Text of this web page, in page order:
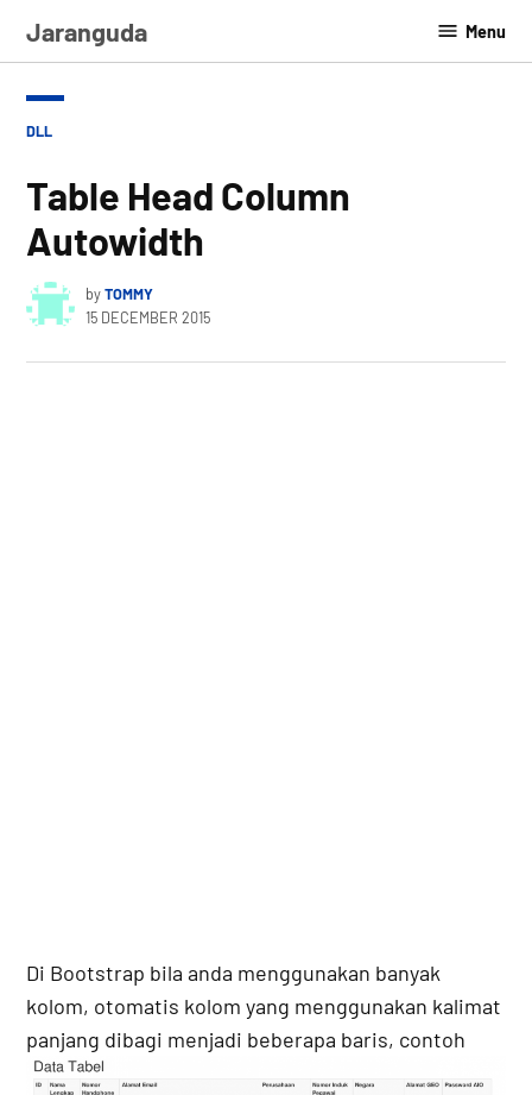
Jaranguda Menu
POSTED
DLL
Table Head Column
Autowidth
byTOMMY
15 DECEMBER 2015
Di Bootstrap bila anda menggunakan banyak
kolom, otomatis kolom yang menggunakan kalimat
panjang dibagi menjadi beberapa baris, contoh